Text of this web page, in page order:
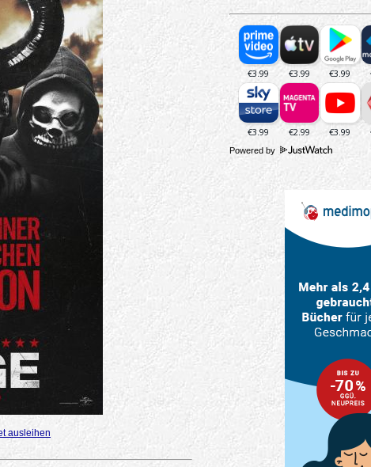
ausleihen
Powered by